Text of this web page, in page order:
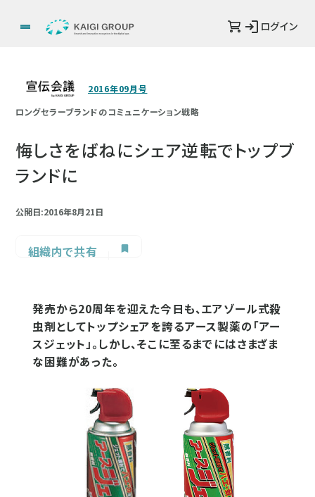
ログイン
2016年09月号
ロングセラーブランドのコミュニケーション戦略
悔しさをばねにシェア逆転でトップブ
ランドに
公開日:2016年8月21日
組織内で共有
発売から20周年を迎えた今日も、エアゾール式殺
虫剤としてトップシェアを誇るアース製薬の「アー
スジェット」。しかし、そこに至るまでにはさまざま
な困難があった。